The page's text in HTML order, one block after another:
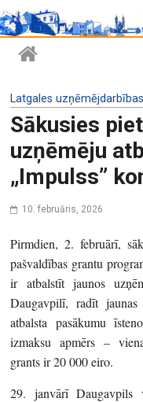
Latgales
Sākusies
uzņēmēju
„Impulss”
10. februāris, 2026
Pirmdien, 2. februārī,
pašvaldības grantu
ir atbalstīt jaunos
Daugavpilī, radīt
atbalsta pasākumu
izmaksu apmērs –
grants ir 20 000 eiro.
29. janvārī Daugavpils